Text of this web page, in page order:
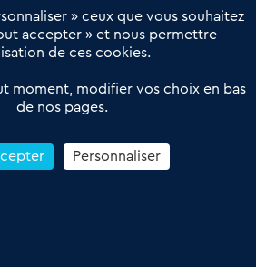
national dédié aux transactions
au service du commerce de
Rapide
» ceux que vous souhaitez
accepter » et nous permettre
de ces cookies.
moment, modifier vos choix en bas
de nos pages.
Personnaliser